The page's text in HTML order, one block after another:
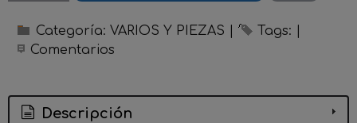
Categoría: VARIOS Y PIEZAS Tags:
Comentarios
Descripción